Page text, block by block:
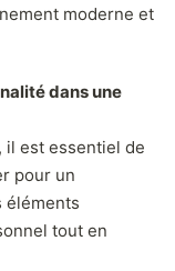
moderne et
dans une
est essentiel de
pour un
éléments
tout en